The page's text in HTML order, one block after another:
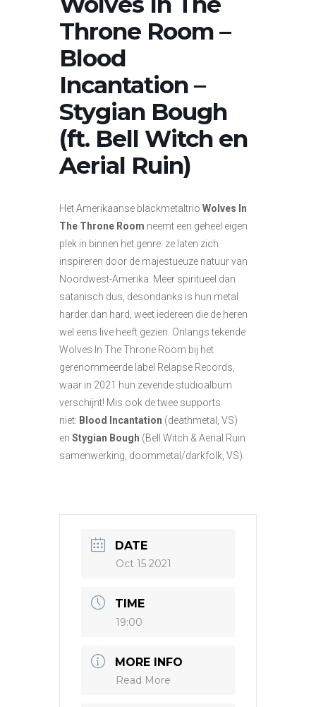
Throne Room –
Blood
Incantation –
Stygian Bough
(ft. Bell Witch en
Aerial Ruin)
Het Amerikaanse blackmetaltrio Wolves In
The Throne Room neemt een geheel eigen
plek in binnen het genre: ze laten zich
inspireren door de majestueuze natuur van
Noordwest-Amerika. Meer spiritueel dan
satanisch dus, desondanks is hun metal
harder dan hard, weet iedereen die de heren
wel eens live heeft gezien. Onlangs tekende
Wolves In The Throne Room bij het
gerenommeerde label Relapse Records,
waar in 2021 hun zevende studioalbum
verschijnt! Mis ook de twee supports
niet: Blood Incantation (deathmetal, VS)
en Stygian Bough (Bell Witch & Aerial Ruin
samenwerking, doommetal/darkfolk, VS).
DATE
Oct 15 2021
TIME
19:00
MORE INFO
Read More